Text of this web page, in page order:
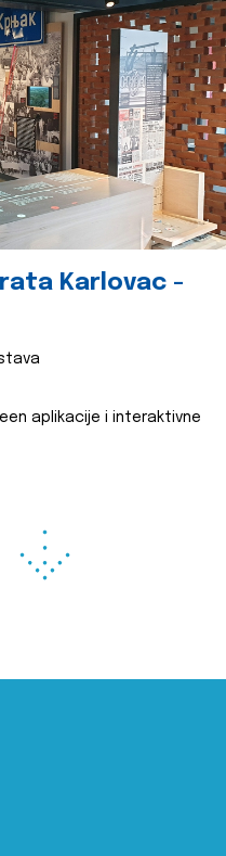
Karlovac -
aplikacije i interaktivne